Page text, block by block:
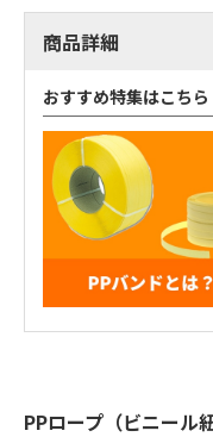
商品詳細
おすすめ特集はこちら
PPロープ（ビニール